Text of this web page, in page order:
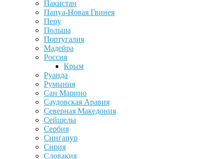
Пакистан
Папуа-Новая Гвинея
Перу
Польша
Португалия
Мадейра
Россия
Крым
Руанда
Румыния
Сан Марино
Саудовская Аравия
Северная Македония
Сейшелы
Сербия
Сингапур
Сирия
Словакия